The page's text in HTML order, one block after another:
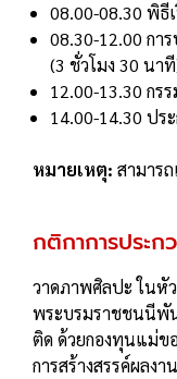
08.00-08.30 พิธี
08.30-12.00 กา
(3 ชั่วโมง 30 นา
12.00-13.30 กร
14.00-14.30 ปร
หมายเหตุ: สามาร
กติกาการประก
วาดภาพศิลปะ ในหั
พระบรมราชชนนีพั
ติด ด้วยกองทุนแม่ข
การสร้างสรรค์ผลง